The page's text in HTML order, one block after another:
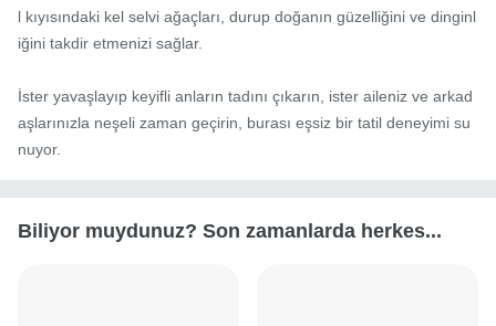
l kıyısındaki kel selvi ağaçları, durup doğanın güzelliğini ve dinginl
iğini takdir etmenizi sağlar.
İster yavaşlayıp keyifli anların tadını çıkarın, ister aileniz ve arkad
aşlarınızla neşeli zaman geçirin, burası eşsiz bir tatil deneyimi su
nuyor.
Biliyor muydunuz? Son zamanlarda herkes...